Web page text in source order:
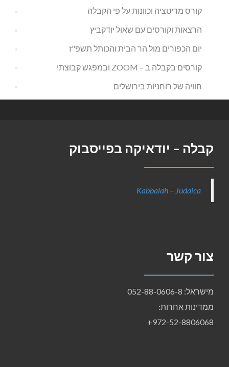
קורס מדיטציה וכוונות על פי הקבלה
הרצאות וקורסים עם שאול יודקביץ
יום הכפורים מול הר הבית והכותל תשפ"ז
קורסים בקבלה ב – ZOOM ובמפגש קבוצתי
חוויה של רוחניות בירושלים
קבלה – יודאיקה בפייסבוק
Kabbalah – Judaica
צור קשר
מישראל: 052-88-0606-8
ממדינות אחרות:
972-52-8806068+